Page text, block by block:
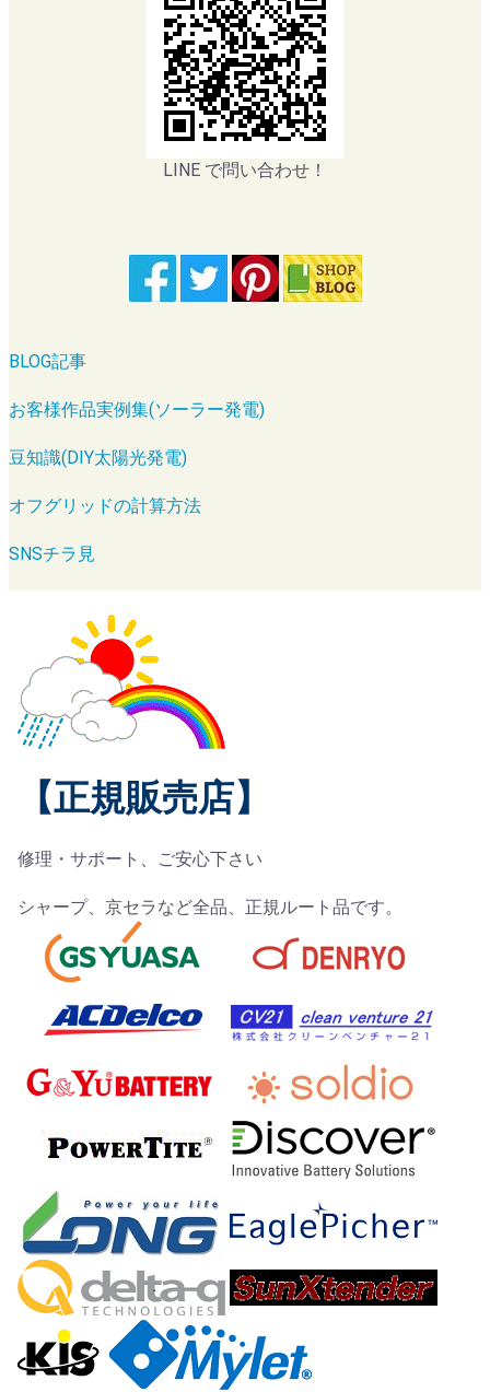
LINE で問い合わせ！
BLOG記事
お客様作品実例集(ソーラー発電)
豆知識(DIY太陽光発電)
オフグリッドの計算方法
SNSチラ見
【正規販売店】
修理・サポート、ご安心下さい
シャープ、京セラなど全品、正規ルート品です。